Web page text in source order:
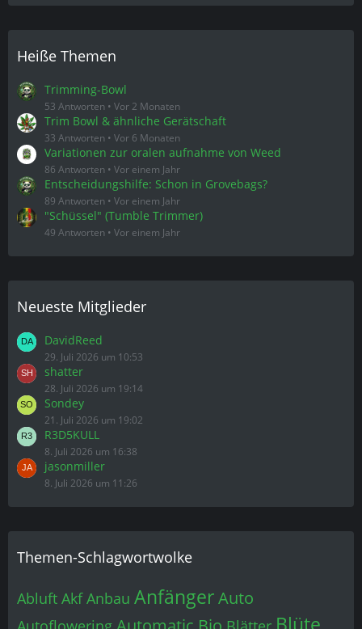
Heiße Themen
Trimming-Bowl
53 Antworten Vor 2 Monaten
Trim Bowl & ähnliche Gerätschaft
33 Antworten Vor 6 Monaten
Variationen zur oralen aufnahme von Weed
86 Antworten Vor einem Jahr
Entscheidungshilfe: Schon in Grovebags?
89 Antworten Vor einem Jahr
"Schüssel" (Tumble Trimmer)
49 Antworten Vor einem Jahr
Neueste Mitglieder
DavidReed
29. Juli 2026 um 10:53
shatter
28. Juli 2026 um 19:14
Sondey
21. Juli 2026 um 19:02
R3D5KULL
8. Juli 2026 um 16:38
jasonmiller
8. Juli 2026 um 11:26
Themen-Schlagwortwolke
Abluft Akf Anbau AnfängerAuto